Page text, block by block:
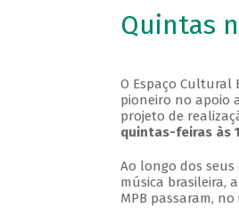
Quintas
O Espaço Cultural
pioneiro no apoio
projeto de
quintas-feiras às
Ao longo dos seus
música brasileira,
MPB passaram,